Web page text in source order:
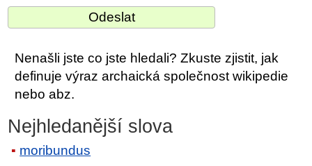
Nenašli jste co jste hledali? Zkuste zjistit, jak
definuje výraz archaická společnost wikipedie
nebo abz.
Nejhledanější slova
moribundus